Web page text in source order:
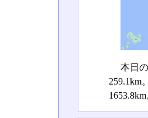
本日
259.1km
1653.8km